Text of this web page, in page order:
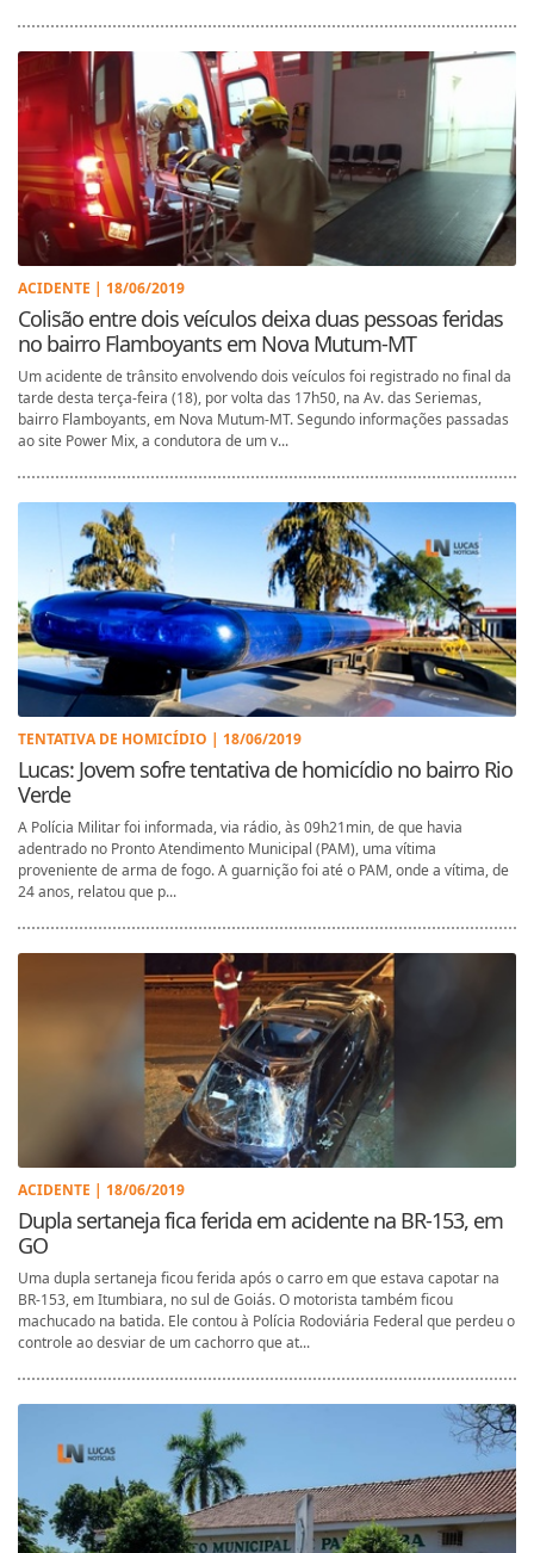
ACIDENTE | 18/06/2019
Colisão entre dois veículos deixa duas pessoas feridas
no bairro Flamboyants em Nova Mutum-MT
Um acidente de trânsito envolvendo dois veículos foi registrado no final da
tarde desta terça-feira (18), por volta das 17h50, na Av. das Seriemas,
bairro Flamboyants, em Nova Mutum-MT. Segundo informações passadas
ao site Power Mix, a condutora de um v...
TENTATIVA DE HOMICÍDIO | 18/06/2019
Lucas: Jovem sofre tentativa de homicídio no bairro Rio
Verde
A Polícia Militar foi informada, via rádio, às 09h21min, de que havia
adentrado no Pronto Atendimento Municipal (PAM), uma vítima
proveniente de arma de fogo. A guarnição foi até o PAM, onde a vítima, de
24 anos, relatou que p...
ACIDENTE | 18/06/2019
Dupla sertaneja fica ferida em acidente na BR-153, em
GO
Uma dupla sertaneja ficou ferida após o carro em que estava capotar na
BR-153, em Itumbiara, no sul de Goiás. O motorista também ficou
machucado na batida. Ele contou à Polícia Rodoviária Federal que perdeu o
controle ao desviar de um cachorro que at...